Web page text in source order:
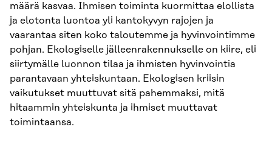
määrä kasvaa. Ihmisen toiminta kuormittaa elollista
ja elotonta luontoa yli kantokyvyn rajojen ja
vaarantaa siten koko taloutemme ja hyvinvointimme
pohjan. Ekologiselle jälleenrakennukselle on kiire, eli
siirtymälle luonnon tilaa ja ihmisten hyvinvointia
parantavaan yhteiskuntaan. Ekologisen kriisin
vaikutukset muuttuvat sitä pahemmaksi, mitä
hitaammin yhteiskunta ja ihmiset muuttavat
toimintaansa.